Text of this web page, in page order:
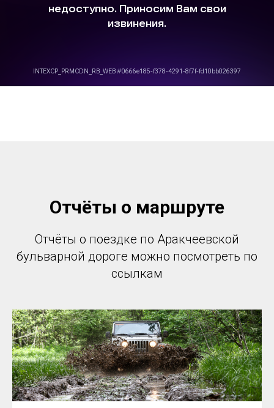
Отчёты о маршруте
Отчёты о поездке по Аракчеевской
бульварной дороге можно посмотреть по
ссылкам